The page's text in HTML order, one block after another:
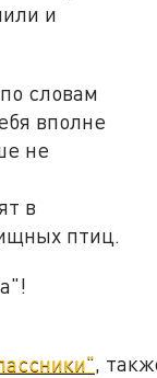
и
словам
вполне
не
в
птиц.
,